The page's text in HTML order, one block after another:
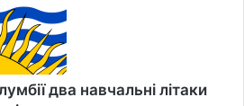
два навчальні літаки